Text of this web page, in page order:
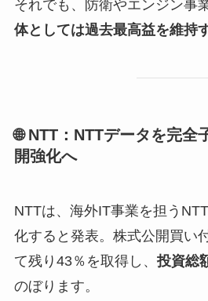
それでも、防衛やエンジン事
体としては過去最高益を維持
🌐 NTT：NTTデータを完全
開強化へ
NTTは、海外IT事業を担う
化すると発表。株式公開買い
て残り43％を取得し、 投資総
のぼります。